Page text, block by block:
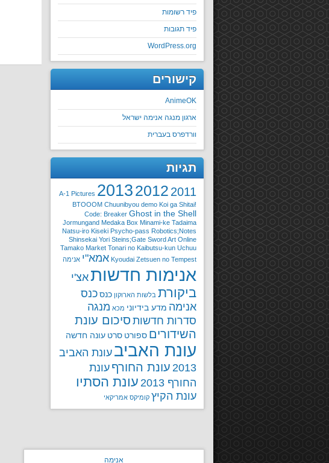
פיד רשומות
פיד תגובות
WordPress.org
קישורים
AnimeOK
ארגון מנגה אנימה ישראל
וורדפרס בעברית
תגיות
2011
2012
2013
A-1 Pictures
BTOOOM Chuunibyou demo Koi ga Shitai!
Code: Breaker Ghost in the Shell
Jormungand Medaka Box Minami-ke Tadaima
Natsu-iro Kiseki Psycho-pass Robotics;Notes
Shinsekai Yori Steins;Gate Sword Art Online
Tamako Market Tonari no Kaibutsu-kun Uchuu
Kyoudai Zetsuen no Tempest אמא"י אנימה
אנימות חדשותאצ'י
ביקורת בלשות הארוקון כנסכנס
אנימה מדע בידיוני מכא מנגה
סדרות חדשות סיכום עונת
השידורים ספורט סרט עונה חדשה
עונת האביב עונת האביב
2013 עונת החורף עונת
החורף 2013
עונת הסתיו
עונת הקיץ קומיקס אמריקאי
אנימה